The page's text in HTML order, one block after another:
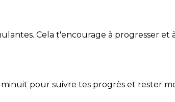
Cela t'encourage à progresser
pour suivre tes progrès et rester